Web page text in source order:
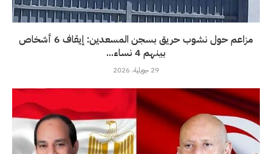
مزاعم حول نشوب حريق بسجن المسعدين: إيقاف 6 أشخاص
بينهم 4 نساء...
29 جويلية، 2026